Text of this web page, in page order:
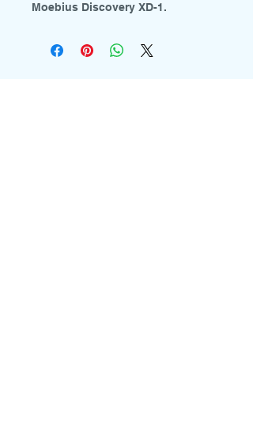
Moebius Discovery XD-1.